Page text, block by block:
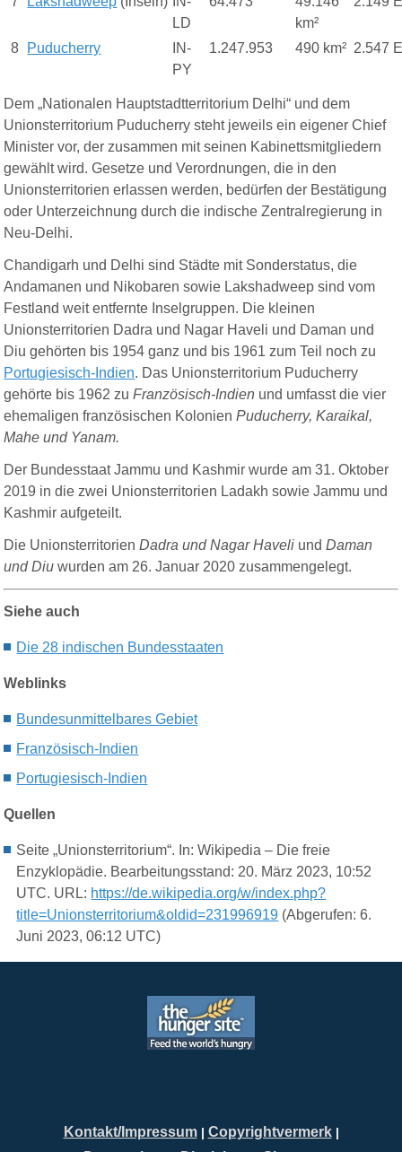
LD
km²
8 Puducherry
IN-
PY
1.247.953 490 km² 2.547
Dem „Nationalen Hauptstadtterritorium Delhi“ und dem
Unionsterritorium Puducherry steht jeweils ein eigener Chief
Minister vor, der zusammen mit seinen Kabinettsmitgliedern
gewählt wird. Gesetze und Verordnungen, die in den
Unionsterritorien erlassen werden, bedürfen der Bestätigung
oder Unterzeichnung durch die indische Zentralregierung in
Neu-Delhi.
Chandigarh und Delhi sind Städte mit Sonderstatus, die
Andamanen und Nikobaren sowie Lakshadweep sind vom
Festland weit entfernte Inselgruppen. Die kleinen
Unionsterritorien Dadra und Nagar Haveli und Daman und
Diu gehörten bis 1954 ganz und bis 1961 zum Teil noch zu
Portugiesisch-Indien. Das Unionsterritorium Puducherry
gehörte bis 1962 zuFranzösisch-Indien und umfasst die vier
ehemaligen französischen Kolonien Puducherry, Karaikal,
Mahe und Yanam.
Der Bundesstaat Jammu und Kashmir wurde am 31. Oktober
2019 in die zwei Unionsterritorien Ladakh sowie Jammu und
Kashmir aufgeteilt.
Die Unionsterritorien Dadra und Nagar Haveli und Daman
und Diu wurden am 26. Januar 2020 zusammengelegt.
Siehe auch
Die 28 indischen Bundesstaaten
Weblinks
Bundesunmittelbares Gebiet
Französisch-Indien
Portugiesisch-Indien
Quellen
Seite „Unionsterritorium“. In: Wikipedia – Die freie
Enzyklopädie. Bearbeitungsstand: 20. März 2023, 10:52
UTC. URL: https://de.wikipedia.org/w/index.php?
title=Unionsterritorium&oldid=231996919 (Abgerufen: 6.
Juni 2023, 06:12 UTC)
Kontakt/Impressum| Copyrightvermerk|